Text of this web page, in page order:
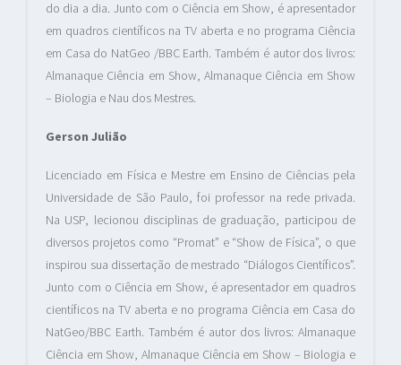
do dia a dia. Junto com o Ciência em Show, é apresentador
em quadros científicos na TV aberta e no programa Ciência
em Casa do NatGeo /BBC Earth. Também é autor dos livros:
Almanaque Ciência em Show, Almanaque Ciência em Show
– Biologia e Nau dos Mestres.
Gerson Julião
Licenciado em Física e Mestre em Ensino de Ciências pela
Universidade de São Paulo, foi professor na rede privada.
Na USP, lecionou disciplinas de graduação, participou de
diversos projetos como “Promat” e “Show de Física”, o que
inspirou sua dissertação de mestrado “Diálogos Científicos”.
Junto com o Ciência em Show, é apresentador em quadros
científicos na TV aberta e no programa Ciência em Casa do
NatGeo/BBC Earth. Também é autor dos livros: Almanaque
Ciência em Show, Almanaque Ciência em Show – Biologia e